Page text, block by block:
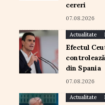
cereri
07.08.2026
Actualitate
Efectul
din Spania
07.08.2026
Actualitate